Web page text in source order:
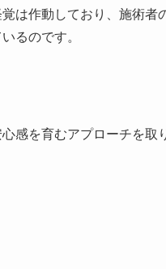
は作動しており、施術者
るのです。
感を育むアプローチを取